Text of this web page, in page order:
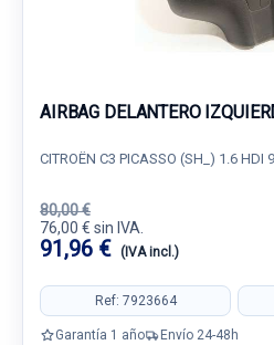
AIRBAG DELANTERO
CITROËN C3 PICASSO (SH_) 1.6 HDI
80,00 €
76,00 € sin IVA.
91,96 € (IVA incl.)
Ref: 7923664
Garantía 1 año Envío 24-48h